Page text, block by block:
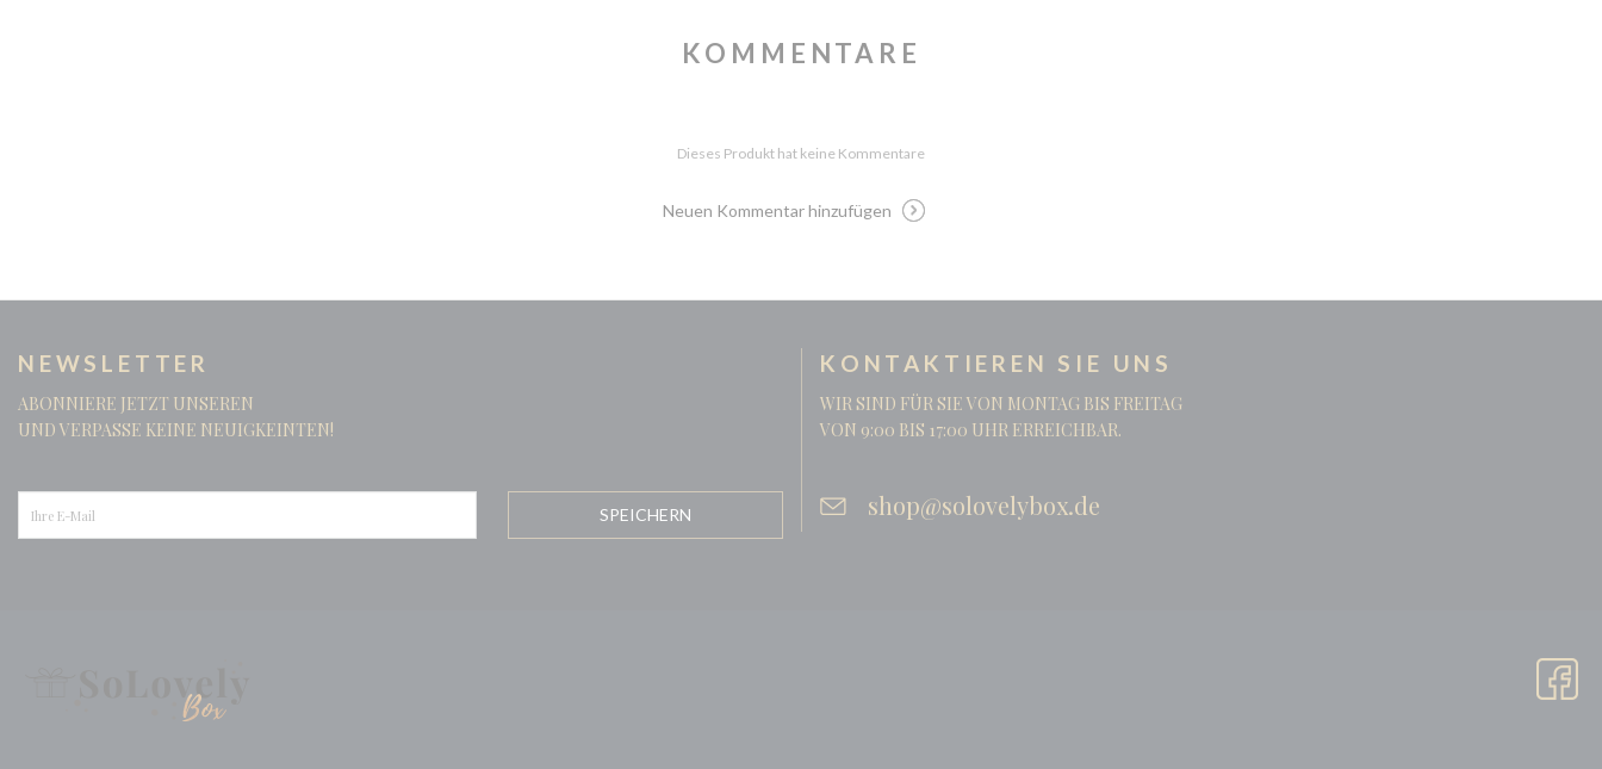
KOMMENTARE
Dieses Produkt hat keine Kommentare
Neuen Kommentar hinzufügen
NEWSLETTER
ABONNIERE JETZT UNSEREN
UND VERPASSE KEINE NEUIGKEINTEN!
KONTAKTIEREN SIE UNS
WIR SIND FÜR SIE VON MONTAG BIS FREITAG
VON 9:00 BIS 17:00 UHR ERREICHBAR.
shop@solovelybox.de